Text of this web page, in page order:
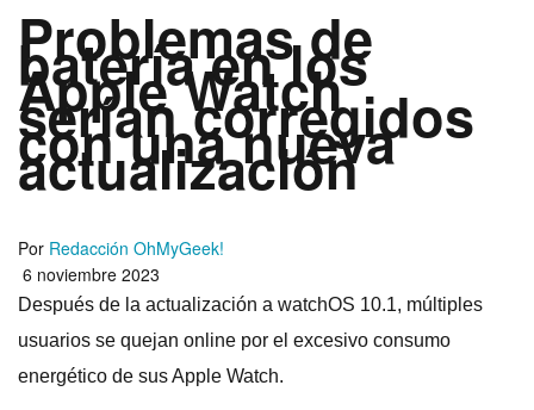
Problemas de
batería en los
Apple Watch
serían corregidos
con una nueva
actualización
Por Redacción OhMyGeek!
6 noviembre 2023
Después de la actualización a watchOS 10.1, múltiples
usuarios se quejan online por el excesivo consumo
energético de sus Apple Watch.